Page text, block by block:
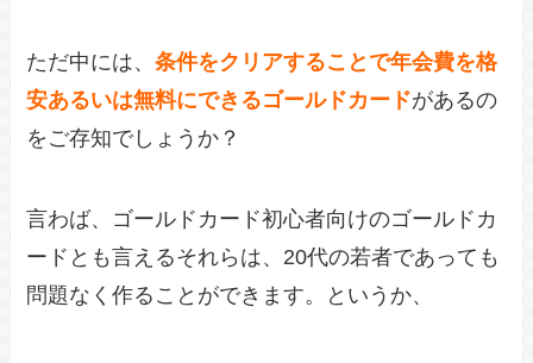
ただ中には、条件をクリアすることで年会費を格
安あるいは無料にできるゴールドカードがあるの
をご存知でしょうか？
言わば、ゴールドカード初心者向けのゴールドカ
ードとも言えるそれらは、20代の若者であっても
問題なく作ることができます。というか、